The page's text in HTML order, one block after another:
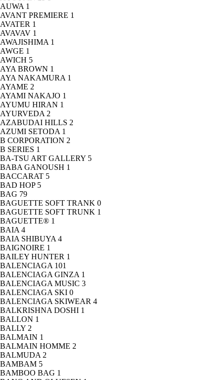
AUWA 1
AVANT PREMIERE 1
AVATER 1
AVAVAV 1
AWAJISHIMA 1
AWGE 1
AWICH 5
AYA BROWN 1
AYA NAKAMURA 1
AYAME 2
AYAMI NAKAJO 1
AYUMU HIRAN 1
AYURVEDA 2
AZABUDAI HILLS 2
AZUMI SETODA 1
B CORPORATION 2
B SERIES 1
BA-TSU ART GALLERY 5
BABA GANOUSH 1
BACCARAT 5
BAD HOP 5
BAG 79
BAGUETTE SOFT TRANK 0
BAGUETTE SOFT TRUNK 1
BAGUETTE® 1
BAIA 4
BAIA SHIBUYA 4
BAIGNOIRE 1
BAILEY HUNTER 1
BALENCIAGA 101
BALENCIAGA GINZA 1
BALENCIAGA MUSIC 3
BALENCIAGA SKI 0
BALENCIAGA SKIWEAR 4
BALKRISHNA DOSHI 1
BALLON 1
BALLY 2
BALMAIN 1
BALMAIN HOMME 2
BALMUDA 2
BAMBAM 5
BAMBOO BAG 1